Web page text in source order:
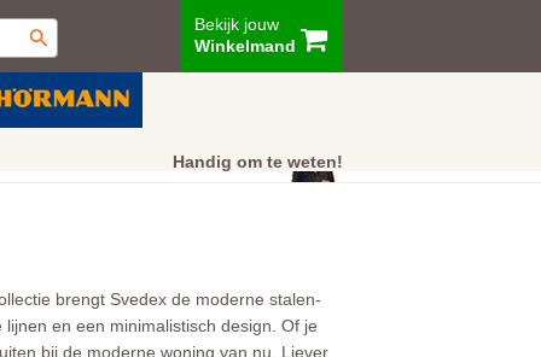
Bekijk jouw
Winkelmand
Handig om te weten!
Klantenservice
brengt Svedex de moderne stalen-
en een minimalistisch design. Of je
bij de moderne woning van nu. Liever